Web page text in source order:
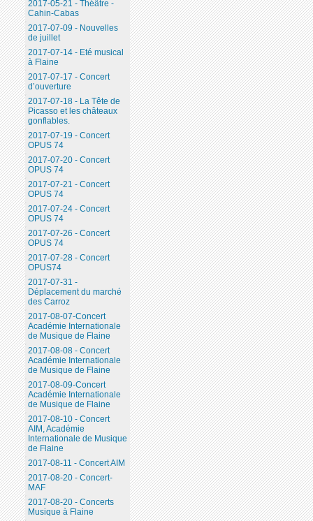
2017-05-21 - Théâtre -
Cahin-Cabas
2017-07-09 - Nouvelles
de juillet
2017-07-14 - Eté musical
à Flaine
2017-07-17 - Concert
d’ouverture
2017-07-18 - La Tête de
Picasso et les châteaux
gonflables.
2017-07-19 - Concert
OPUS 74
2017-07-20 - Concert
OPUS 74
2017-07-21 - Concert
OPUS 74
2017-07-24 - Concert
OPUS 74
2017-07-26 - Concert
OPUS 74
2017-07-28 - Concert
OPUS74
2017-07-31 -
Déplacement du marché
des Carroz
2017-08-07-Concert
Académie Internationale
de Musique de Flaine
2017-08-08 - Concert
Académie Internationale
de Musique de Flaine
2017-08-09-Concert
Académie Internationale
de Musique de Flaine
2017-08-10 - Concert
AIM, Académie
Internationale de Musique
de Flaine
2017-08-11 - Concert AIM
2017-08-20 - Concert-
MAF
2017-08-20 - Concerts
Musique à Flaine